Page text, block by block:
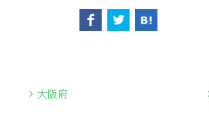
大阪府